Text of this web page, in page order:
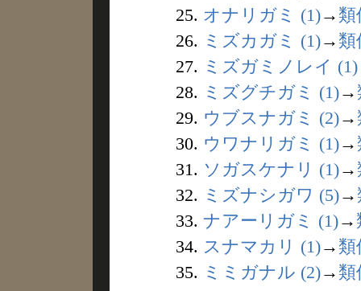
25. オナリガミ (1)→ 類
26. ミズカガミ (1)→ 類
27. ミズガミノレイ (1)
28. ミズグチガミ (1)→
29. ウブスナガミ (2)→
30. ウワナリガミ (1)→
31. ソガスケナリ (1)→
32. ミズナシガワ (5)→
33. ナアーリガミ (1)→
34. スナマカリ (1)→ 類
35. ミミガナル (2)→ 類